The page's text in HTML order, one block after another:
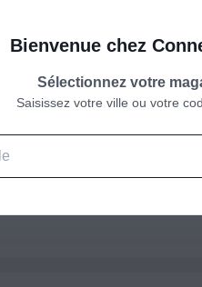
Accessoire
long
Capacité
Matière :
Bienvenue chez
Sélectionnez votre
Saisissez votre ville ou votre